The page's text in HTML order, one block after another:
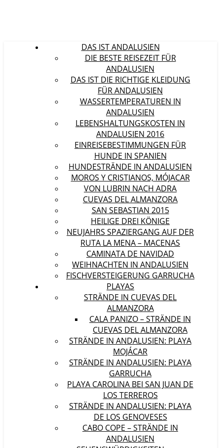
DAS IST ANDALUSIEN
DIE BESTE REISEZEIT FÜR
ANDALUSIEN
DAS IST DIE RICHTIGE KLEIDUNG
FÜR ANDALUSIEN
WASSERTEMPERATUREN IN
ANDALUSIEN
LEBENSHALTUNGSKOSTEN IN
ANDALUSIEN 2016
EINREISEBESTIMMUNGEN FÜR
HUNDE IN SPANIEN
HUNDESTRÄNDE IN ANDALUSIEN
MOROS Y CRISTIANOS, MÓJACAR
VON LUBRIN NACH ADRA
CUEVAS DEL ALMANZORA
SAN SEBASTIAN 2015
HEILIGE DREI KÖNIGE
NEUJAHRS SPAZIERGANG AUF DER
RUTA LA MENA – MACENAS
CAMINATA DE NAVIDAD
WEIHNACHTEN IN ANDALUSIEN
FISCHVERSTEIGERUNG GARRUCHA
PLAYAS
STRÄNDE IN CUEVAS DEL
ALMANZORA
CALA PANIZO – STRÄNDE IN
CUEVAS DEL ALMANZORA
STRÄNDE IN ANDALUSIEN: PLAYA
MOJÁCAR
STRÄNDE IN ANDALUSIEN: PLAYA
GARRUCHA
PLAYA CAROLINA BEI SAN JUAN DE
LOS TERREROS
STRÄNDE IN ANDALUSIEN: PLAYA
DE LOS GENOVESES
CABO COPE – STRÄNDE IN
ANDALUSIEN